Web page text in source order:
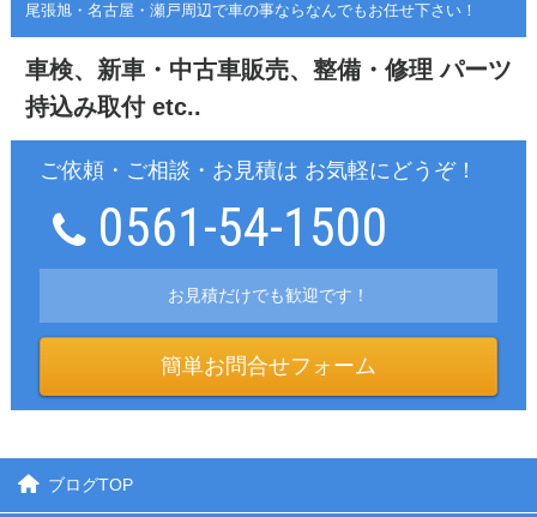
尾張旭・名古屋・瀬戸周辺で車の事ならなんでもお任せ下さい！
車検、新車・中古車販売、整備・修理 パーツ
持込み取付 etc..
ご依頼・ご相談・お見積は お気軽にどうぞ！
0561-54-1500
お見積だけでも歓迎です！
簡単お問合せフォーム
ブログTOP